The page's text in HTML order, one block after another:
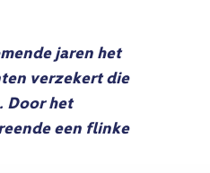
jaren het
verzekert die
Door het
een flinke